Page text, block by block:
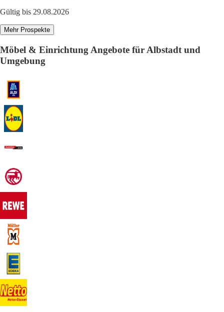
Gültig bis 29.08.2026
Mehr Prospekte
Möbel & Einrichtung Angebote für Albstadt und
Umgebung